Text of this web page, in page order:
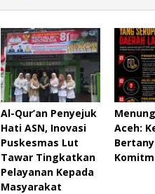
Al-Qur’an Penyejuk
Hati ASN, Inovasi
Puskesmas Lut
Tawar Tingkatkan
Pelayanan Kepada
Masyarakat
Aceh: